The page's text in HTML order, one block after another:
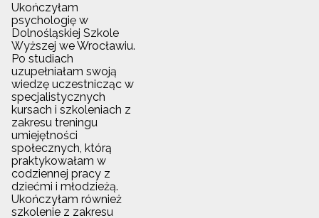
Ukończyłam
psychologię w
Dolnośląskiej Szkole
Wyższej we Wrocławiu.
Po studiach
uzupełniałam swoją
wiedzę uczestnicząc w
specjalistycznych
kursach i szkoleniach z
zakresu treningu
umiejętności
społecznych, którą
praktykowałam w
codziennej pracy z
dziećmi i młodzieżą.
Ukończyłam również
szkolenie z zakresu